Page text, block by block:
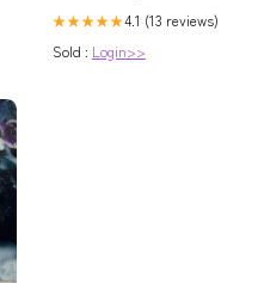
★★★★★4.1 (13 reviews)
Sold : Login>>